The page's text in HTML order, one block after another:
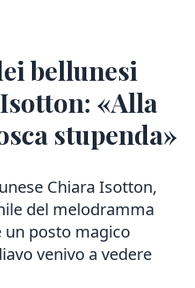
bellunesi
«Alla
stupenda»
Chiara Isotton,
del melodramma
un posto magico
venivo a vedere